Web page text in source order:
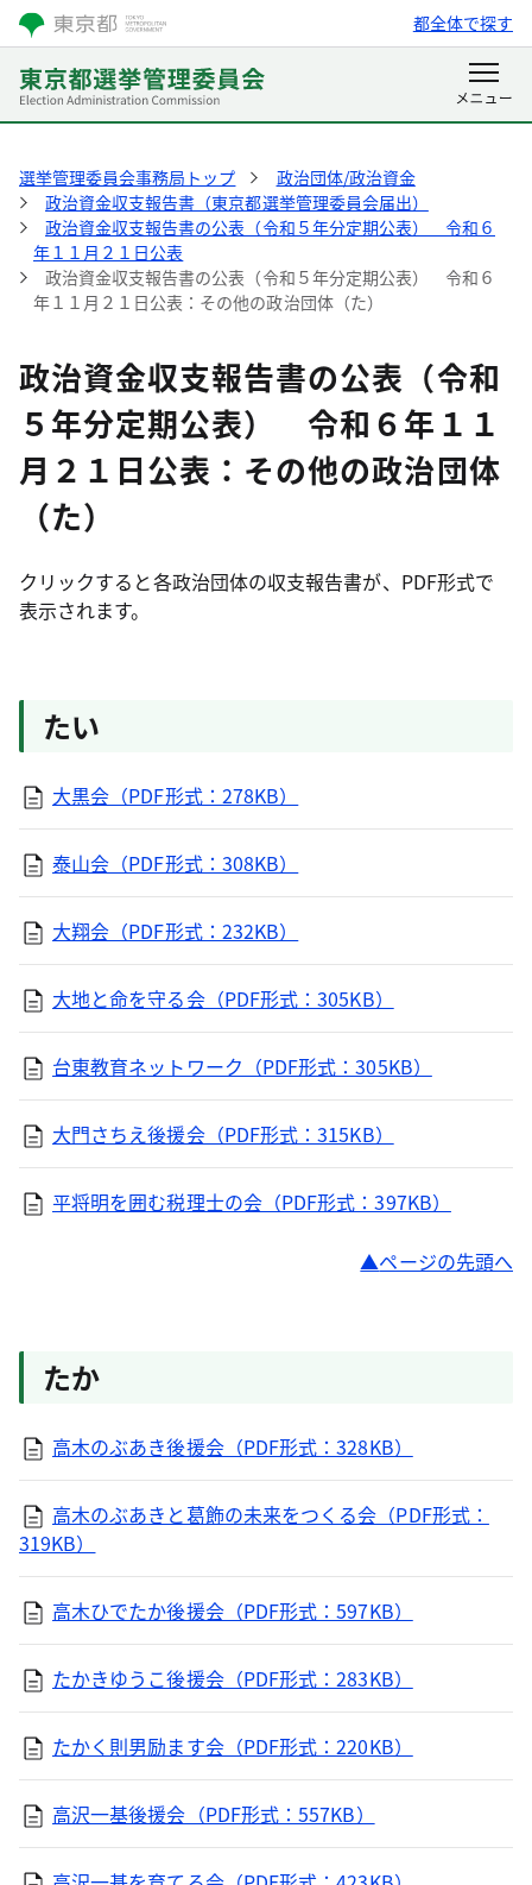
都全体で探す
選挙管理委員会事務局トップ
政治団体/政治資金
政治資金収支報告書（東京都選挙管理委員会届出）
政治資金収支報告書の公表（令和５年分定期公表） 令和６
年１１月２１日公表
政治資金収支報告書の公表（令和５年分定期公表） 令和６
年１１月２１日公表：その他の政治団体（た）
政治資金収支報告書の公表（令和
５年分定期公表） 令和６年１１
月２１日公表：その他の政治団体
（た）
クリックすると各政治団体の収支報告書が、PDF形式で
表示されます。
たい
大黒会（PDF形式：278KB）
泰山会（PDF形式：308KB）
大翔会（PDF形式：232KB）
大地と命を守る会（PDF形式：305KB）
台東教育ネットワーク（PDF形式：305KB）
大門さちえ後援会（PDF形式：315KB）
平将明を囲む税理士の会（PDF形式：397KB）
ページの先頭へ
たか
高木のぶあき後援会（PDF形式：328KB）
高木のぶあきと葛飾の未来をつくる会（PDF形式：
319KB）
高木ひでたか後援会（PDF形式：597KB）
たかきゆうこ後援会（PDF形式：283KB）
たかく則男励ます会（PDF形式：220KB）
高沢一基後援会（PDF形式：557KB）